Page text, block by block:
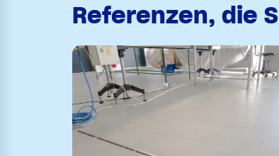
Referenzen, die